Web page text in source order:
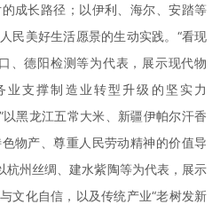
成长路径；以伊利、海尔、安踏等
民美好生活愿景的生动实践。“看现
、德阳检测等为代表，展示现代物
支撑制造业转型升级的坚实力
以黑龙江五常大米、新疆伊帕尔汗香
物产、尊重人民劳动精神的价值导
杭州丝绸、建水紫陶等为代表，展示
文化自信，以及传统产业“老树发新